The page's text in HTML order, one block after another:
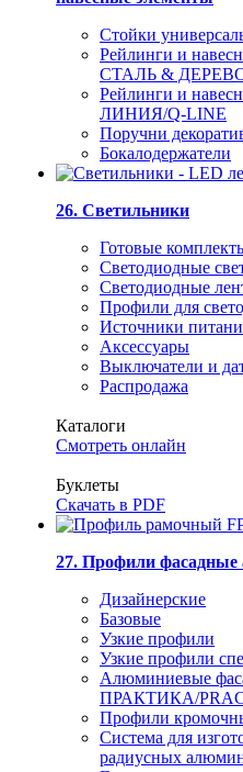
Стойки
Рейлинги и
СТАЛЬ &
Рейлинги и
ЛИНИЯ/Q-LINE
Поручни
Бокалодержатели
26. Светильники
Готовые
Светодиодные
Светодиодные
Профили для
Источники
Аксессуары
Выключатели и
Распродажа
Каталоги
Смотреть онлайн
Буклеты
Скачать в PDF
27. Профили
Дизайнерские
Базовые
Узкие профили
Узкие профили
Алюминиевые
ПРАКТИКА/
Профили
Система для
радиусных